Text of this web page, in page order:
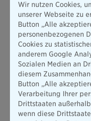
gering, entsteht die
der Garantiezinsen aus
– darunter vor allem die
möglichst hoher
sicher, dass ein
dennoch mit hoher
kann. Mit einem
steht die Bayerische in
bietet insofern nicht nur
sondern auch eine sehr
Als Gründe für das sehr
Wir nutzen Cookies,
unserer Webseite zu
Button „Alle
personenbezogenen
Cookies zu
anderem Google
Sozialen Medien an
diesem
Button „Alle
Verarbeitung Ihrer
Drittstaaten
wenn diese